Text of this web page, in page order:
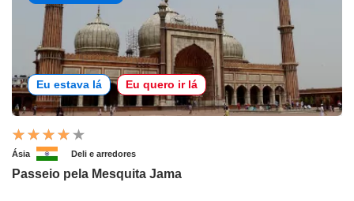
Eu estava lá Eu quero ir lá
Ásia Deli e arredores
Passeio pela Mesquita Jama